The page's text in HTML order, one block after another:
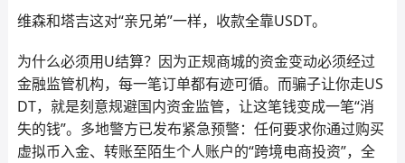
维森和塔吉这对“亲兄弟”一样，收款全靠USDT。
为什么必须用U结算？因为正规商城的资金变动必须经过
金融监管机构，每一笔订单都有迹可循。而骗子让你走US
DT，就是刻意规避国内资金监管，让这笔钱变成一笔“消
失的钱”。多地警方已发布紧急预警：任何要求你通过购买
虚拟币入金、转账至陌生个人账户的“跨境电商投资”，全